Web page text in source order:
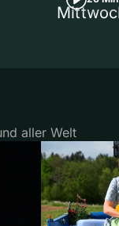
aller Welt